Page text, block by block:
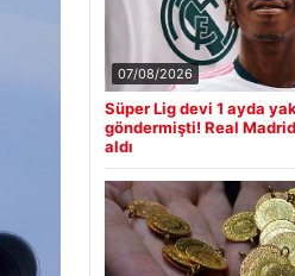
07/08/2026
Süper Lig devi 1 ayda
göndermişti! Real
aldı